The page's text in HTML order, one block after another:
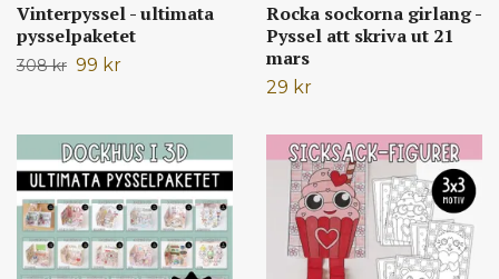
Vinterpyssel - ultimata
pysselpaketet
308 kr 99 kr
Rocka sockorna girlang -
Pyssel att skriva ut 21
mars
29 kr